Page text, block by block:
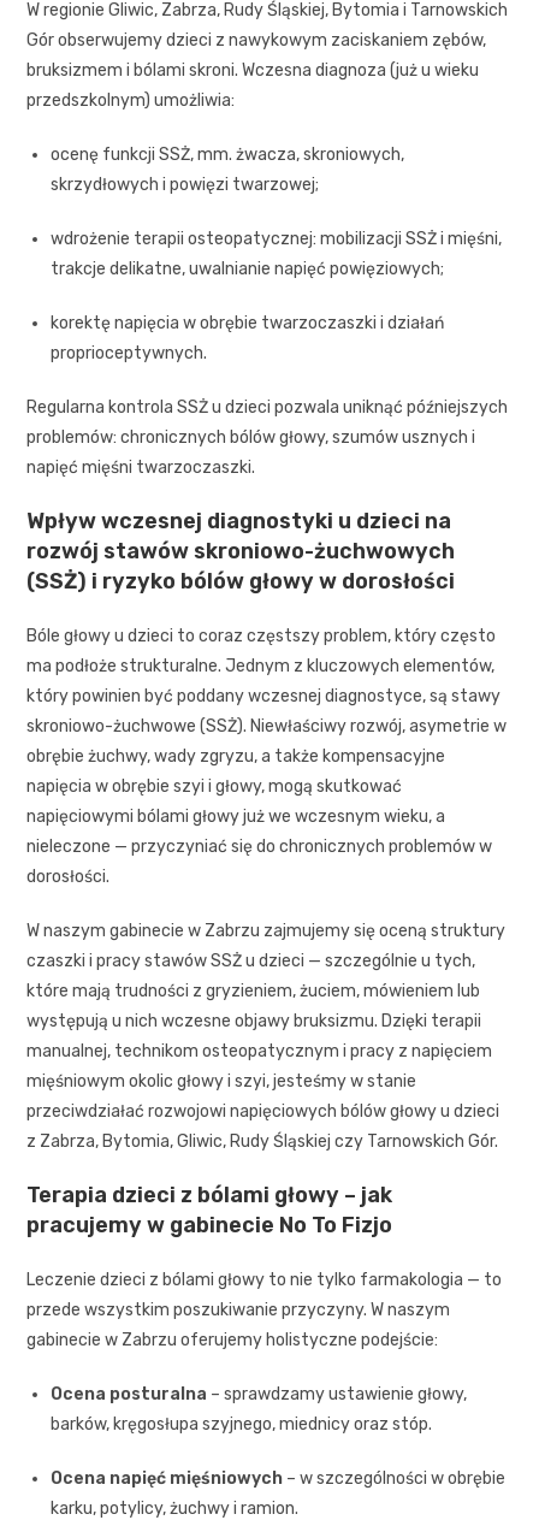
W regionie Gliwic, Zabrza, Rudy Śląskiej, Bytomia i Tarnowskich
Gór obserwujemy dzieci z nawykowym zaciskaniem zębów,
bruksizmem i bólami skroni. Wczesna diagnoza (już u wieku
przedszkolnym) umożliwia:
ocenę funkcji SSŻ, mm. żwacza, skroniowych,
skrzydłowych i powięzi twarzowej;
wdrożenie terapii osteopatycznej: mobilizacji SSŻ i mięśni,
trakcje delikatne, uwalnianie napięć powięziowych;
korektę napięcia w obrębie twarzoczaszki i działań
proprioceptywnych.
Regularna kontrola SSŻ u dzieci pozwala uniknąć późniejszych
problemów: chronicznych bólów głowy, szumów usznych i
napięć mięśni twarzoczaszki.
Wpływ wczesnej diagnostyki u dzieci na
rozwój stawów skroniowo-żuchwowych
(SSŻ) i ryzyko bólów głowy w dorosłości
Bóle głowy u dzieci to coraz częstszy problem, który często
ma podłoże strukturalne. Jednym z kluczowych elementów,
który powinien być poddany wczesnej diagnostyce, są stawy
skroniowo-żuchwowe (SSŻ). Niewłaściwy rozwój, asymetrie w
obrębie żuchwy, wady zgryzu, a także kompensacyjne
napięcia w obrębie szyi i głowy, mogą skutkować
napięciowymi bólami głowy już we wczesnym wieku, a
nieleczone — przyczyniać się do chronicznych problemów w
dorosłości.
W naszym gabinecie w Zabrzu zajmujemy się oceną struktury
czaszki i pracy stawów SSŻ u dzieci — szczególnie u tych,
które mają trudności z gryzieniem, żuciem, mówieniem lub
występują u nich wczesne objawy bruksizmu. Dzięki terapii
manualnej, technikom osteopatycznym i pracy z napięciem
mięśniowym okolic głowy i szyi, jesteśmy w stanie
przeciwdziałać rozwojowi napięciowych bólów głowy u dzieci
z Zabrza, Bytomia, Gliwic, Rudy Śląskiej czy Tarnowskich Gór.
Terapia dzieci z bólami głowy – jak
pracujemy w gabinecie No To Fizjo
Leczenie dzieci z bólami głowy to nie tylko farmakologia — to
przede wszystkim poszukiwanie przyczyny. W naszym
gabinecie w Zabrzu oferujemy holistyczne podejście:
Ocena posturalna – sprawdzamy ustawienie głowy,
barków, kręgosłupa szyjnego, miednicy oraz stóp.
Ocena napięć mięśniowych – w szczególności w obrębie
karku, potylicy, żuchwy i ramion.